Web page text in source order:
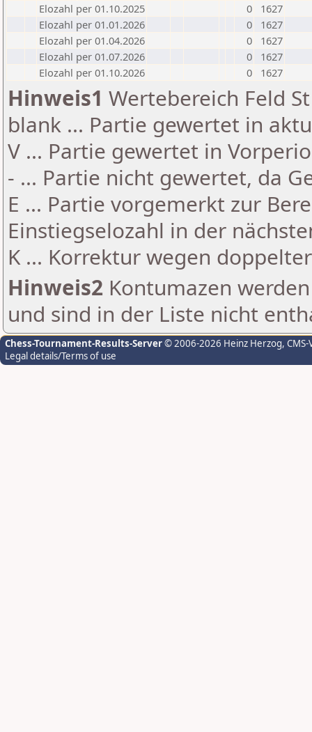
Elozahl per 01.10.2025
0
1627
Elozahl per 01.01.2026
0
1627
Elozahl per 01.04.2026
0
1627
Elozahl per 01.07.2026
0
1627
Elozahl per 01.10.2026
0 1627
Hinweis1 Wertebereich Feld
blank ... Partie gewertet in
V ... Partie gewertet in
- ... Partie nicht gewertet, da
E ... Partie vorgemerkt zur
Einstiegselozahl in der
K ... Korrektur wegen
Hinweis2 Kontumazen
und sind in der Liste nicht
Chess-Tournament-Results-Server© 2006-2026 Heinz Herzog,
Legal details/Terms of use